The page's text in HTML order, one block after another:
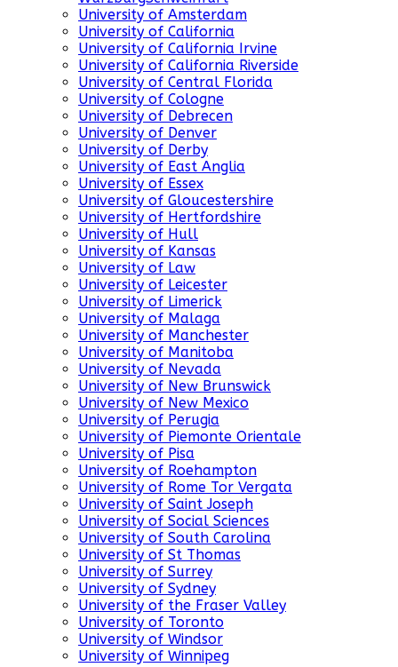
University of Amsterdam
University of California
University of California Irvine
University of California Riverside
University of Central Florida
University of Cologne
University of Debrecen
University of Denver
University of Derby
University of East Anglia
University of Essex
University of Gloucestershire
University of Hertfordshire
University of Hull
University of Kansas
University of Law
University of Leicester
University of Limerick
University of Malaga
University of Manchester
University of Manitoba
University of Nevada
University of New Brunswick
University of New Mexico
University of Perugia
University of Piemonte Orientale
University of Pisa
University of Roehampton
University of Rome Tor Vergata
University of Saint Joseph
University of Social Sciences
University of South Carolina
University of St Thomas
University of Surrey
University of Sydney
University of the Fraser Valley
University of Toronto
University of Windsor
University of Winnipeg